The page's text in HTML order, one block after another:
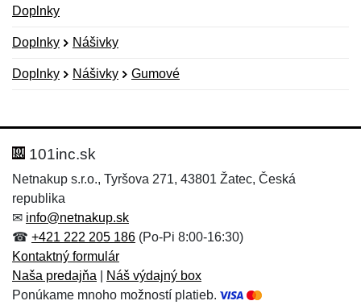
Doplnky
Doplnky Nášivky
Doplnky Nášivky Gumové
Hodnotenie:
Meno:*
E-mail:
Meno:
E-mail:*
Správa*
101inc.sk
Netnakup s.r.o., Tyršova 271, 43801 Žatec, Česká
republika
✉ info@netnakup.sk
☎ +421 222 205 186 (Po-Pi 8:00-16:30)
Kontaktný formulár
Naša predajňa
Náš výdajný box
Ponúkame mnoho možností platieb.